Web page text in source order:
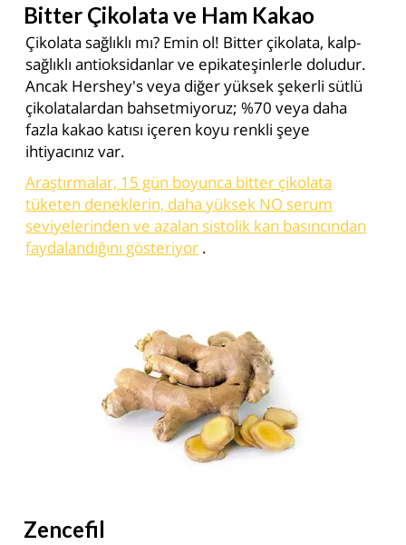
Bitter Çikolata ve Ham Kakao
Çikolata sağlıklı mı? Emin ol! Bitter çikolata, kalp-
sağlıklı antioksidanlar ve epikateşinlerle doludur.
Ancak Hershey's veya diğer yüksek şekerli sütlü
çikolatalardan bahsetmiyoruz; %70 veya daha
fazla kakao katısı içeren koyu renkli şeye
ihtiyacınız var.
Araştırmalar, 15 gün boyunca bitter çikolata
tüketen deneklerin, daha yüksek NO serum
seviyelerinden ve azalan sistolik kan basıncından
faydalandığını gösteriyor .
Zencefil